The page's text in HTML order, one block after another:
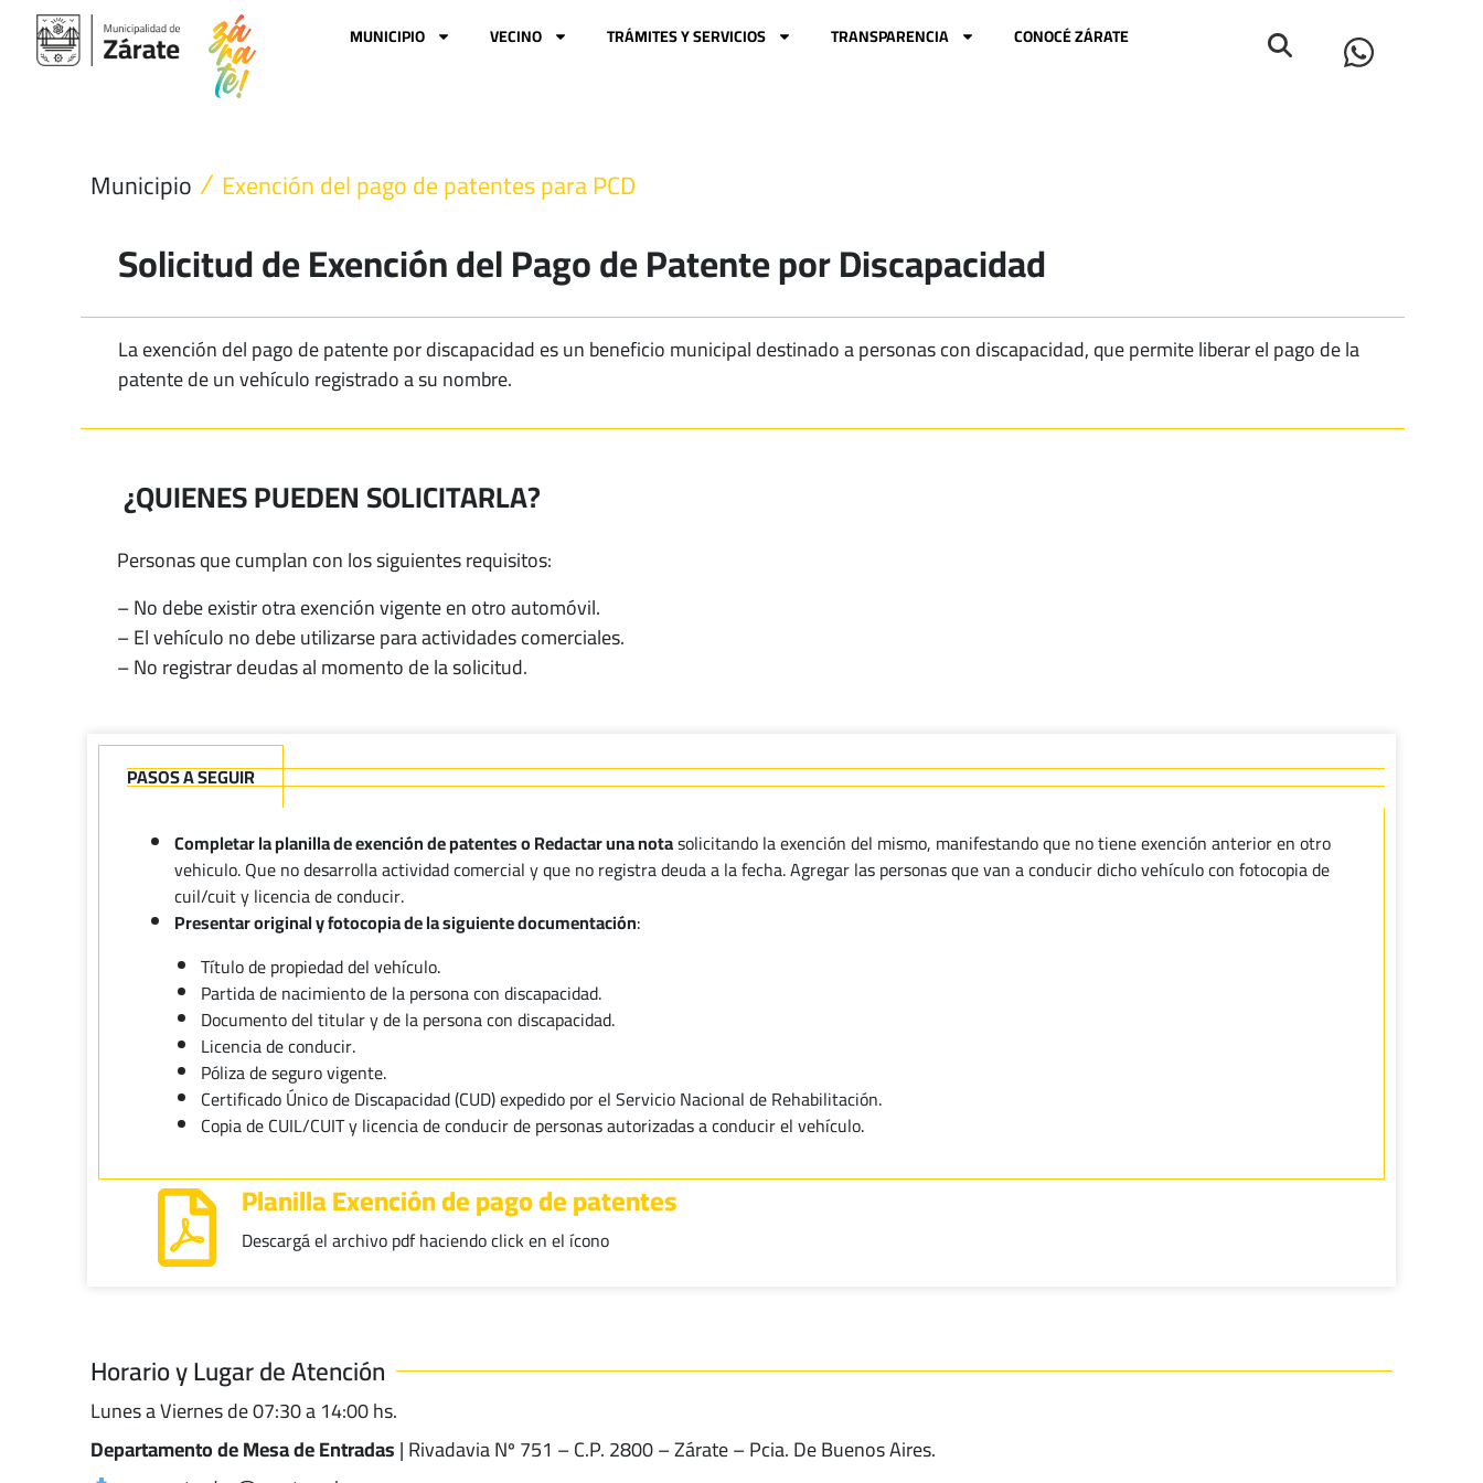
contenido
MUNICIPIO VECINO TRÁMITES Y SERVICIOS TRANSPARENCIA CONOCÉ ZÁRATE
Municipio Exención del pago de patentes para PCD
Solicitud de Exención del Pago de Patente por Discapacidad
La exención del pago de patente por discapacidad es un beneficio municipal destinado a personas con discapacidad, que permite liberar el pago de la
patente de un vehículo registrado a su nombre.
¿QUIENES PUEDEN SOLICITARLA?
Personas que cumplan con los siguientes requisitos:
– No debe existir otra exención vigente en otro automóvil.
– El vehículo no debe utilizarse para actividades comerciales.
– No registrar deudas al momento de la solicitud.
PASOS A SEGUIR
Completar la planilla de exención de patentes o Redactar una notasolicitando la exención del mismo, manifestando que no tiene exención anterior en otro
vehiculo. Que no desarrolla actividad comercial y que no registra deuda a la fecha. Agregar las personas que van a conducir dicho vehículo con fotocopia de
cuil/cuit y licencia de conducir.
Presentar original y fotocopia de la siguiente documentación:
Título de propiedad del vehículo.
Partida de nacimiento de la persona con discapacidad.
Documento del titular y de la persona con discapacidad.
Licencia de conducir.
Póliza de seguro vigente.
Certificado Único de Discapacidad (CUD) expedido por el Servicio Nacional de Rehabilitación.
Copia de CUIL/CUIT y licencia de conducir de personas autorizadas a conducir el vehículo.
Planilla Exención de pago de patentes
Descargá el archivo pdf haciendo click en el ícono
Horario y Lugar de Atención
Lunes a Viernes de 07:30 a 14:00 hs.
Departamento de Mesa de Entradas| Rivadavia Nº 751 – C.P. 2800 – Zárate – Pcia. De Buenos Aires.